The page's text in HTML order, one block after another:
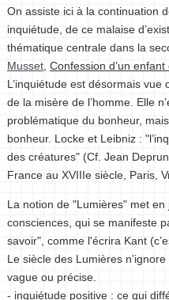
On assiste ici à la continuation
inquiétude, de ce malaise
thématique centrale dans la
Musset Confession d’un enfant
L’inquiétude est désormais
de la misère de l’homme. Elle
problématique du bonheur,
bonheur. Locke et Leibniz :
des créatures" (Cf. Jean
France au XVIIIe siècle, Paris,
La notion de "Lumières" met en
consciences, qui se manifeste
savoir", comme l'écrira Kant
Le siècle des Lumières
vague ou précise.
- inquiétude positive : ce qui